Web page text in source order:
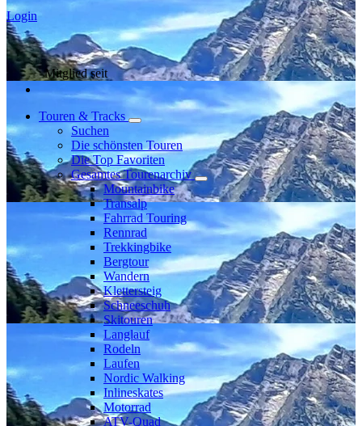
Login
Mitglied seit
Touren & Tracks
Suchen
Die schönsten Touren
Die Top Favoriten
Gesamtes Tourenarchiv
Mountainbike
Transalp
Fahrrad Touring
Rennrad
Trekkingbike
Bergtour
Wandern
Klettersteig
Schneeschuh
Skitouren
Langlauf
Rodeln
Laufen
Nordic Walking
Inlineskates
Motorrad
ATV-Quad